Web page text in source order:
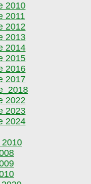
2010
2011
2012
2013
2014
2015
2016
2017
2022
2023
2024
2010